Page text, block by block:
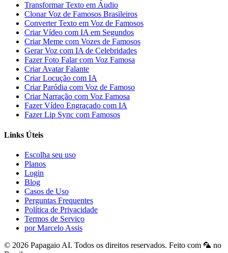
Transformar Texto em Áudio
Clonar Voz de Famosos Brasileiros
Converter Texto em Voz de Famosos
Criar Vídeo com IA em Segundos
Criar Meme com Vozes de Famosos
Gerar Voz com IA de Celebridades
Fazer Foto Falar com Voz Famosa
Criar Avatar Falante
Criar Locução com IA
Criar Paródia com Voz de Famoso
Criar Narração com Voz Famosa
Fazer Vídeo Engraçado com IA
Fazer Lip Sync com Famosos
Links Úteis
Escolha seu uso
Planos
Login
Blog
Casos de Uso
Perguntas Frequentes
Política de Privacidade
Termos de Serviço
por Marcelo Assis
© 2026 Papagaio AI. Todos os direitos reservados. Feito com 🦜 no